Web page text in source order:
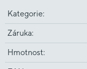
Kategorie:
Záruka:
Hmotnost: